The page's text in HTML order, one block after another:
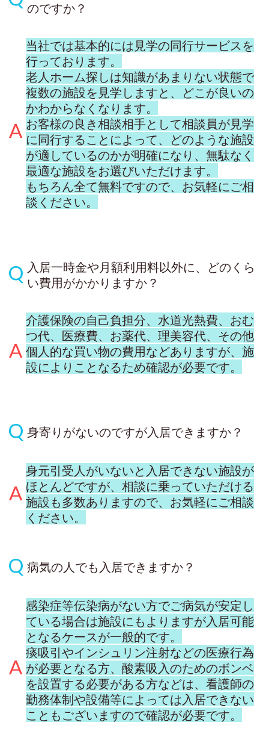
のですか？
当社では基本的には見学の同行サービスを
行っております。
老人ホーム探しは知識があまりない状態で
複数の施設を見学しますと、どこが良いの
かわからなくなります。
お客様の良き相談相手として相談員が見学
に同行することによって、どのような施設
が適しているのかが明確になり、無駄なく
最適な施設をお選びいただけます。
もちろん全て無料ですので、お気軽にご相
談ください。
入居一時金や月額利用料以外に、どのくら
い費用がかかりますか？
介護保険の自己負担分、水道光熱費、おむ
つ代、医療費、お薬代、理美容代、その他
個人的な買い物の費用などありますが、施
設によりことなるため確認が必要です。
身寄りがないのですが入居できますか？
身元引受人がいないと入居できない施設が
ほとんどですが、相談に乗っていただける
施設も多数ありますので、お気軽にご相談
ください。
病気の人でも入居できますか？
感染症等伝染病がない方でご病気が安定し
ている場合は施設にもよりますが入居可能
となるケースが一般的です。
痰吸引やインシュリン注射などの医療行為
が必要となる方、酸素吸入のためのボンベ
を設置する必要がある方などは、看護師の
勤務体制や設備等によっては入居できない
こともございますので確認が必要です。